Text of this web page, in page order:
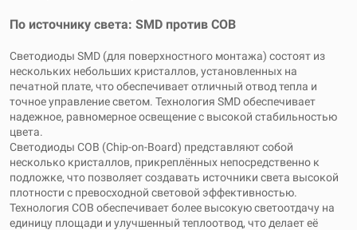
По источнику света: SMD против COB
Светодиоды SMD (для поверхностного монтажа) состоят из
нескольких небольших кристаллов, установленных на
печатной плате, что обеспечивает отличный отвод тепла и
точное управление светом. Технология SMD обеспечивает
надежное, равномерное освещение с высокой стабильностью
цвета.
Светодиоды COB (Chip-on-Board) представляют собой
несколько кристаллов, прикреплённых непосредственно к
подложке, что позволяет создавать источники света высокой
плотности с превосходной световой эффективностью.
Технология COB обеспечивает более высокую светоотдачу на
единицу площади и улучшенный теплоотвод, что делает её